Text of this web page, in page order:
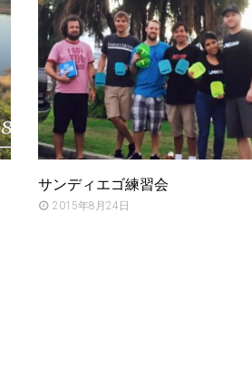
サンディエゴ練習会
2015年8月24日